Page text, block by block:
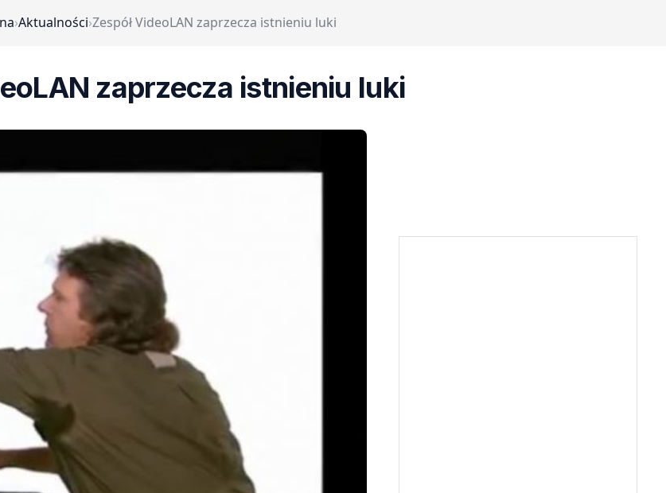
›Aktualności›Zespół VideoLAN zaprzecza istnieniu luki
zaprzecza istnieniu luki